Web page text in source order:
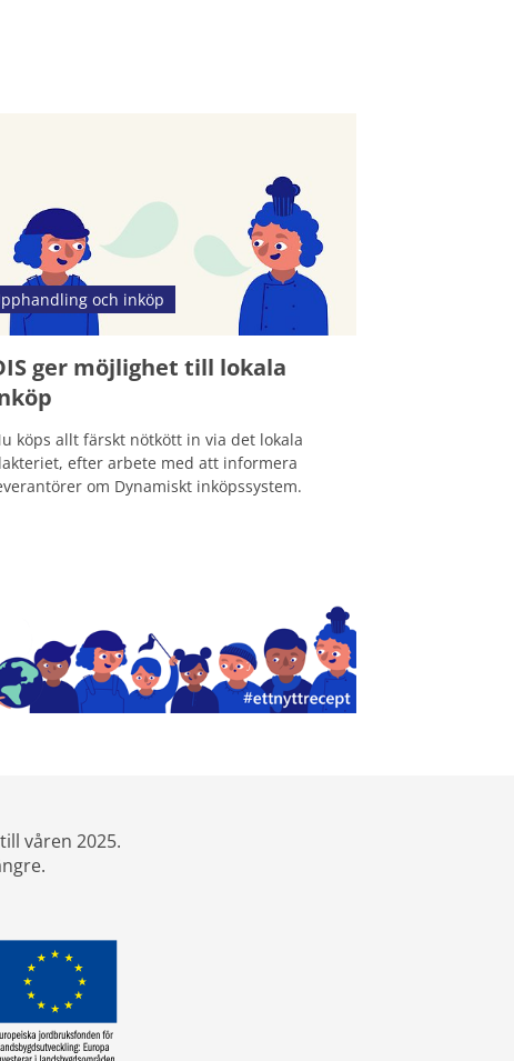
och inköp
ger möjlighet till lokala
köps allt färskt nötkött in via det lokala
efter arbete med att informera
om Dynamiskt inköpssystem.
våren 2025.